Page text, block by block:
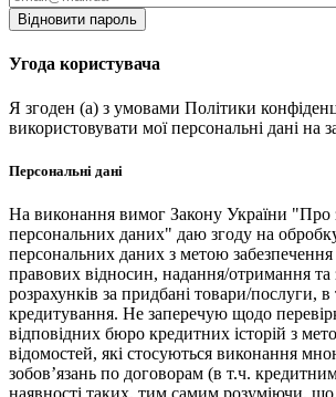
Відновити пароль
Угода користувача
Я згоден (а) з умовами Політики
використовувати мої персональні дані на
Персональні дані
На виконання вимог Закону України "Про
персональних даних" даю згоду на
персональних даних з метою забезпечення
правових відносин, надання/отримання та
розрахунків за придбані товари/послуги,
кредитування. Не заперечую щодо
відповідних бюро кредитних історій з
відомостей, які стосуються виконання
зобов’язань по договорам (в т.ч.
наявності таких, тим самим розуміючи, що